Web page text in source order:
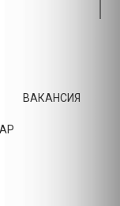
ВАКАНСИЯ